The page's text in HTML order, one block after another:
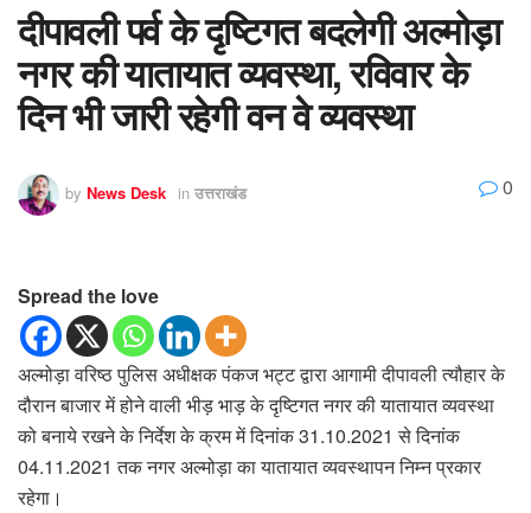
दीपावली पर्व के दृष्टिगत बदलेगी अल्मोड़ा
नगर की यातायात व्यवस्था, रविवार के
दिन भी जारी रहेगी वन वे व्यवस्था
by News Desk in उत्तराखंड 0
Spread the love
अल्मोड़ा वरिष्ठ पुलिस अधीक्षक पंकज भट्ट द्वारा आगामी दीपावली त्यौहार के
दौरान बाजार में होने वाली भीड़ भाड़ के दृष्टिगत नगर की यातायात व्यवस्था
को बनाये रखने के निर्देश के क्रम में दिनांक 31.10.2021 से दिनांक
04.11.2021 तक नगर अल्मोड़ा का यातायात व्यवस्थापन निम्न प्रकार
रहेगा।